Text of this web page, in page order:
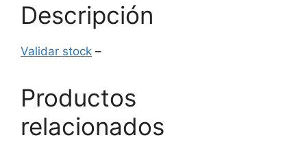
Descripción
Validar stock –
Productos
relacionados